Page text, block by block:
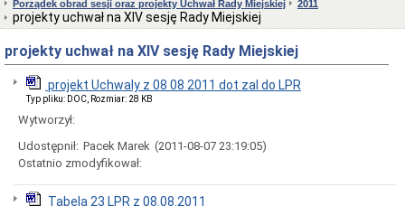
Rada
Miejska
2029
Rady
Miejskiej
Dyżury
Biurze
Rady
Składy
Porządek obrad sesji oraz projekty Uchwał Rady Miejskiej
2011
projekty uchwał na XIV sesję Rady Miejskiej
projekty uchwał na XIV sesję Rady Miejskiej
projekt Uchwaly z 08 08 2011 dot zal do LPR
Typ pliku: DOC, Rozmiar: 28 KB
Wytworzył:
Udostępnił: Pacek Marek (2011-08-07 23:19:05)
Ostatnio zmodyfikował:
Tabela 23 LPR z 08.08.2011